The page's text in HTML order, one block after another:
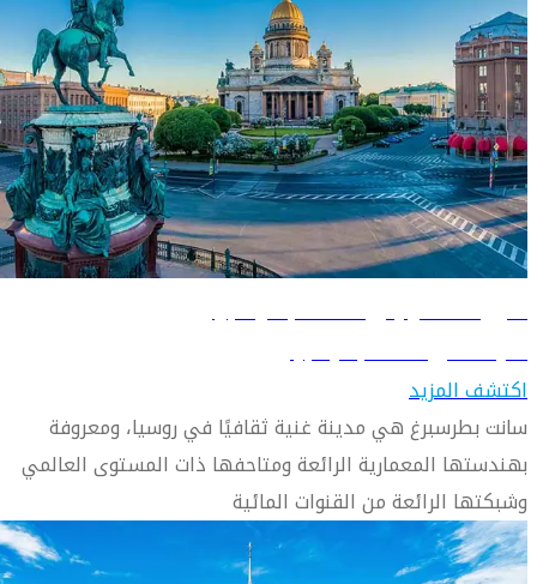
دليل السفر إلى سانت بطرسبرغ
تعرّف على سانت بطرسبرغ
اكتشف المزيد
سانت بطرسبرغ هي مدينة غنية ثقافيًا في روسيا، ومعروفة
بهندستها المعمارية الرائعة ومتاحفها ذات المستوى العالمي
وشبكتها الرائعة من القنوات المائية